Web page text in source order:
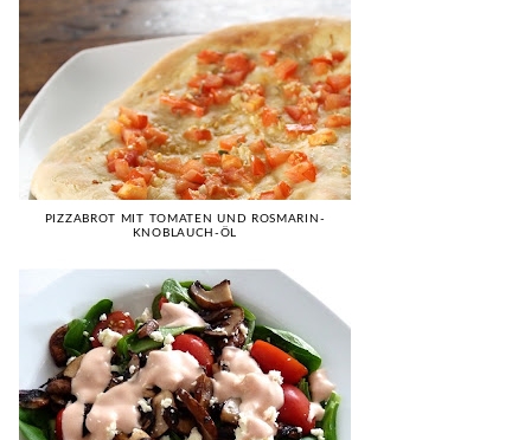
PIZZABROT MIT TOMATEN UND ROSMARIN-
KNOBLAUCH-ÖL